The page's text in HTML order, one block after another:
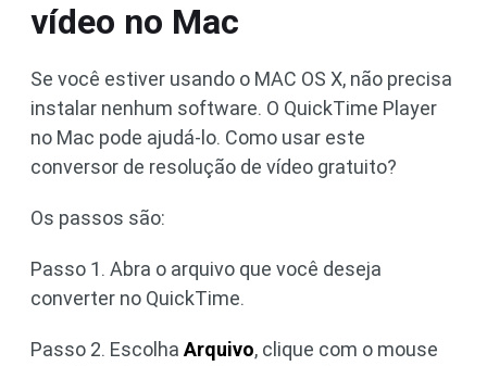
vídeo no Mac
Se você estiver usando o MAC OS X, não precisa
instalar nenhum software. O QuickTime Player
no Mac pode ajudá-lo. Como usar este
conversor de resolução de vídeo gratuito?
Os passos são:
Passo 1. Abra o arquivo que você deseja
converter no QuickTime.
Passo 2. Escolha Arquivo, clique com o mouse